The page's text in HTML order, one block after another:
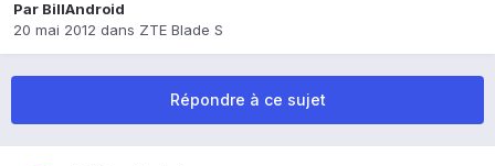
Par BillAndroid
20 mai 2012 dans ZTE Blade S
Répondre à ce sujet